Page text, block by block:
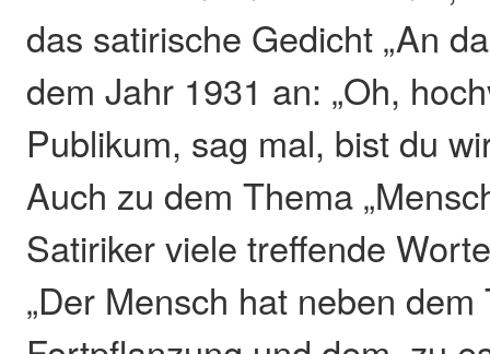
das satirische Gedicht „An
dem Jahr 1931 an: „Oh,
Publikum, sag mal, bist du
Auch zu dem Thema
Satiriker viele treffende
„Der Mensch hat neben dem